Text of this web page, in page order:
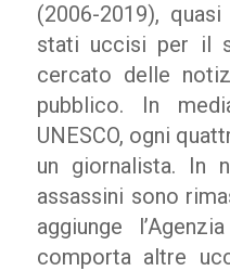
(2006-2019),
stati uccisi per il
cercato delle
pubblico. In
UNESCO, ogni
un giornalista. In
assassini sono
aggiunge
comporta altre